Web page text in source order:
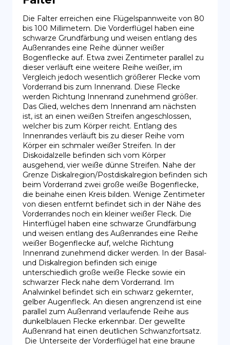
Die Falter erreichen eine Flügelspannweite von 80
bis 100 Millimetern. Die Vorderflügel haben eine
schwarze Grundfärbung und weisen entlang des
Außenrandes eine Reihe dünner weißer
Bogenflecke auf. Etwa zwei Zentimeter parallel zu
dieser verläuft eine weitere Reihe weißer, im
Vergleich jedoch wesentlich größerer Flecke vom
Vorderrand bis zum Innenrand. Diese Flecke
werden Richtung Innenrand zunehmend größer.
Das Glied, welches dem Innenrand am nächsten
ist, ist an einen weißen Streifen angeschlossen,
welcher bis zum Körper reicht. Entlang des
Innenrandes verläuft bis zu dieser Reihe vom
Körper ein schmaler weißer Streifen. In der
Diskoidalzelle befinden sich vom Körper
ausgehend, vier weiße dünne Streifen. Nahe der
Grenze Diskalregion/Postdiskalregion befinden sich
beim Vorderrand zwei große weiße Bogenflecke,
die beinahe einen Kreis bilden. Wenige Zentimeter
von diesen entfernt befindet sich in der Nähe des
Vorderrandes noch ein kleiner weißer Fleck. Die
Hinterflügel haben eine schwarze Grundfärbung
und weisen entlang des Außenrandes eine Reihe
weißer Bogenflecke auf, welche Richtung
Innenrand zunehmend dicker werden. In der Basal-
und Diskalregion befinden sich einige
unterschiedlich große weiße Flecke sowie ein
schwarzer Fleck nahe dem Vorderrand. Im
Analwinkel befindet sich ein schwarz gekernter,
gelber Augenfleck. An diesen angrenzend ist eine
parallel zum Außenrand verlaufende Reihe aus
dunkelblauen Flecke erkennbar. Der gewellte
Außenrand hat einen deutlichen Schwanzfortsatz.